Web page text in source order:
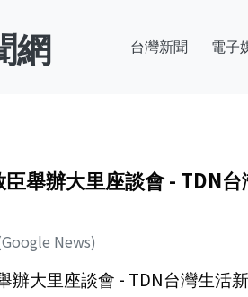
網 台灣新聞 電子
舉辦大里座談會 - TDN
News)
辦大里座談會 - TDN台灣生活